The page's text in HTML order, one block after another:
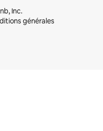
Inc.
générales